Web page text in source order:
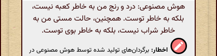
هوش مصنوعی: درد و رنج من به خاطر کعبه نیست،
بلکه به خاطر توست. همچنین، حالت مستی من به
خاطر شراب نیست، بلکه به خاطر بوی توست.
اخطار: برگردان‌های تولید شده توسط هوش مصنوعی در